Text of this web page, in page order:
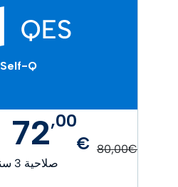
Self-Q
72,00
€ 80,00€
صلاحية 3 سنوات